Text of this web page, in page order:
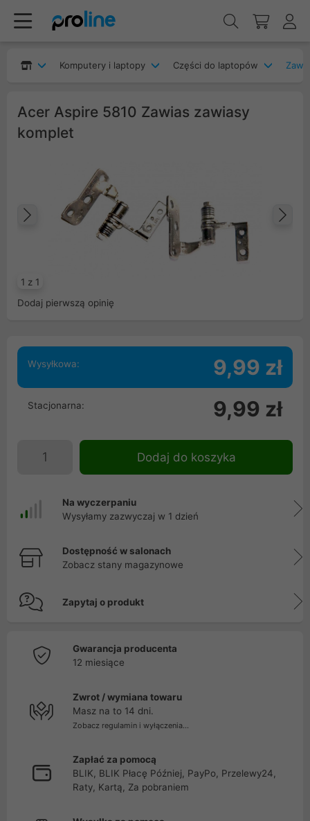
Komputery i laptopy Części do laptopów
Acer Aspire 5810 Zawias zawiasy
komplet
1 z 1
Poprzedni
Dodaj pierwszą opinię
Wysyłkowa: 9,99 zł
Stacjonarna: 9,99 zł
Dodaj do koszyka
Na wyczerpaniu
Wysyłamy zazwyczaj w 1 dzień
Dostępność w salonach
Zobacz stany magazynowe
Zapytaj o produkt
Gwarancja producenta
12 miesiące
Zwrot / wymiana towaru
Masz na to 14 dni.
Zobacz regulamin i wyłączenia...
Zapłać za pomocą
BLIK, BLIK Płacę Później, PayPo, Przelewy24,
Raty, Kartą, Za pobraniem